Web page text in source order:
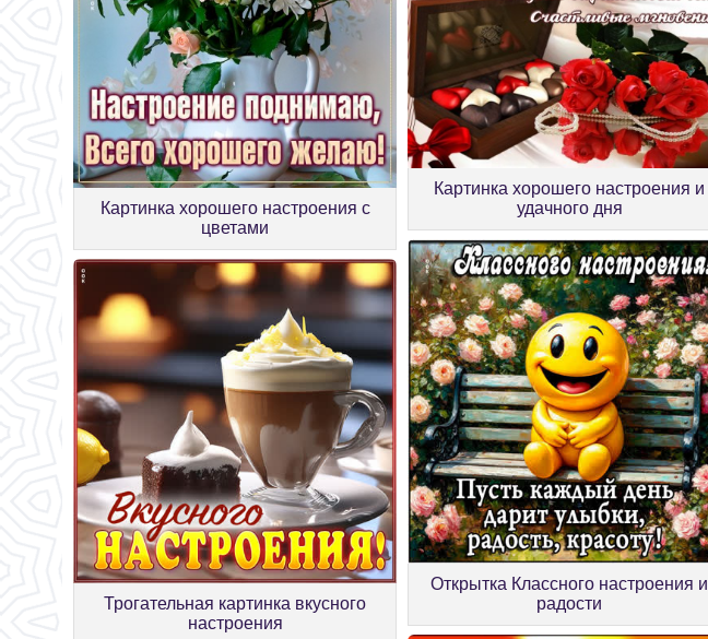
Картинка хорошего настроения с
цветами
Картинка хорошего настроения и
удачного дня
Трогательная картинка вкусного
настроения
Открытка Классного настроения и
радости